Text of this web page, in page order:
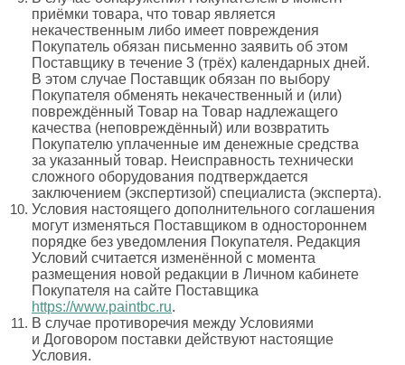
приёмки товара, что товар является
некачественным либо имеет повреждения
Покупатель обязан письменно заявить об этом
Поставщику в течение 3 (трёх) календарных дней.
В этом случае Поставщик обязан по выбору
Покупателя обменять некачественный и (или)
повреждённый Товар на Товар надлежащего
качества (неповреждённый) или возвратить
Покупателю уплаченные им денежные средства
за указанный товар. Неисправность технически
сложного оборудования подтверждается
заключением (экспертизой) специалиста (эксперта).
Условия настоящего дополнительного соглашения
могут изменяться Поставщиком в одностороннем
порядке без уведомления Покупателя. Редакция
Условий считается изменённой с момента
размещения новой редакции в Личном кабинете
Покупателя на сайте Поставщика
https://www.paintbc.ru.
В случае противоречия между Условиями
и Договором поставки действуют настоящие
Условия.